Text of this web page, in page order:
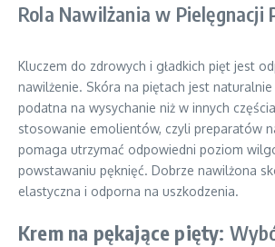
Rola Nawilżania w Pielęgnacji
Kluczem do zdrowych i gładkich pięt jest
nawilżenie. Skóra na piętach jest
podatna na wysychanie niż w innych
stosowanie emolientów, czyli preparatów
pomaga utrzymać odpowiedni poziom
powstawaniu pęknięć. Dobrze nawilżona
elastyczna i odporna na uszkodzenia.
Krem na pękające pięty: